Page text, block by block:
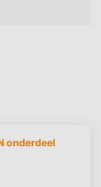
onderdeel